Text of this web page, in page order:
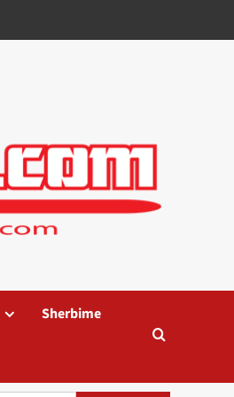
Sherbime